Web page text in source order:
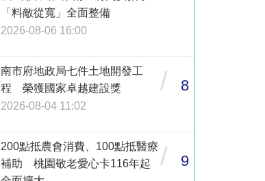
「料敵從寬」全面整備
2026-08-06 16:00
南市府地政局七件土地開發工
程 榮獲國家卓越建設獎
2026-08-04 11:02
/ 8
200點抵農會消費、100點抵醫療
補助 桃園敬老愛心卡116年起
/ 9